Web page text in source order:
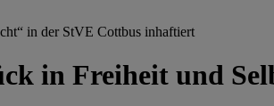
in der StVE Cottbus inhaftiert
in Freiheit und